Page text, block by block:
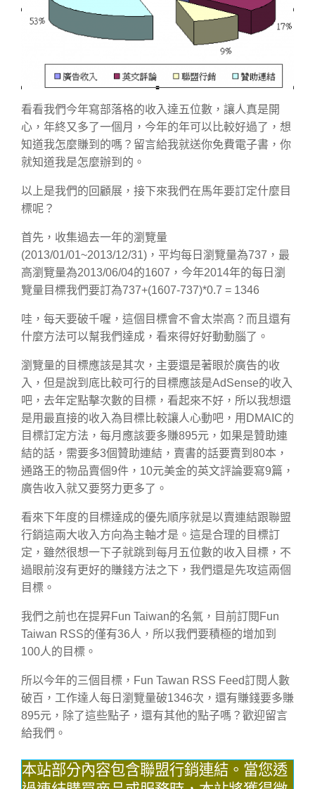
看看我們今年寫部落格的收入達五位數，讓人真是開
心，年終又多了一個月，今年的年可以比較好過了，想
知道我怎麼賺到的嗎？留言給我就送你免費電子書，你
就知道我是怎麼辦到的。
以上是我們的回顧展，接下來我們在馬年要訂定什麼目
標呢？
首先，收集過去一年的瀏覽量
(2013/01/01~2013/12/31)，平均每日瀏覽量為737，最
高瀏覽量為2013/06/04的1607，今年2014年的每日瀏
覽量目標我們要訂為737+(1607-737)*0.7 = 1346
哇，每天要破千喔，這個目標會不會太崇高？而且還有
什麼方法可以幫我們達成，看來得好好動動腦了。
瀏覽量的目標應該是其次，主要還是著眼於廣告的收
入，但是說到底比較可行的目標應該是AdSense的收入
吧，去年定點擊次數的目標，看起來不好，所以我想還
是用最直接的收入為目標比較讓人心動吧，用DMAIC的
目標訂定方法，每月應該要多賺895元，如果是贊助連
結的話，需要多3個贊助連結，賣書的話要賣到80本，
通路王的物品賣個9件，10元美金的英文評論要寫9篇，
廣告收入就又要努力更多了。
看來下年度的目標達成的優先順序就是以賣連結跟聯盟
行銷這兩大收入方向為主軸才是。這是合理的目標訂
定，雖然很想一下子就跳到每月五位數的收入目標，不
過眼前沒有更好的賺錢方法之下，我們還是先攻這兩個
目標。
我們之前也在提昇Fun Taiwan的名氣，目前訂閱Fun
Taiwan RSS的僅有36人，所以我們要積極的增加到
100人的目標。
所以今年的三個目標，Fun Tawan RSS Feed訂閱人數
破百，工作達人每日瀏覽量破1346次，還有賺錢要多賺
895元，除了這些點子，還有其他的點子嗎？歡迎留言
給我們。
本站部分內容包含聯盟行銷連結。當您透